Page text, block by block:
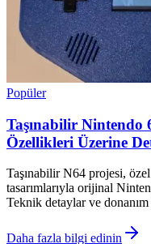
Popüler
Taşınabilir Nintendo
Özellikleri Üzerine
Taşınabilir N64 projesi,
tasarımlarıyla orijinal
Teknik detaylar ve
Daha fazla bilgi edinin